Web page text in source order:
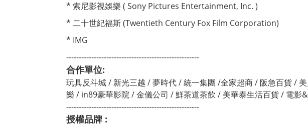
* 索尼影視娛樂 ( Sony Pictures Entertainment, Inc. )
* 二十世紀福斯 (Twentieth Century Fox Film Corporation)
* IMG
-----------------------------------------------------
合作單位:
玩具反斗城 / 新光三越 / 夢時代 / 統一集團 /全家超商 / 阪急百貨 /
樂 / in89豪華影院 / 金儀公司 / 鮮茶道茶飲 / 美華泰生活百貨 / 電影
-----------------------------------------------------
授權品牌 :